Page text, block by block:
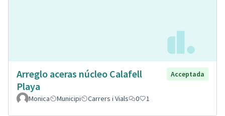
Arreglo aceras núcleo Calafell
Playa
Acceptada
Monica Municipi Carrers i Vials 0 1